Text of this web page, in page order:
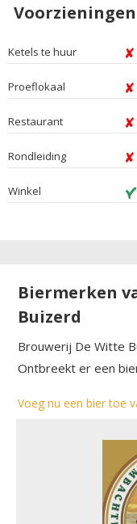
Ketels te huur
Proeflokaal
Restaurant
Rondleiding
Winkel
Biermerken
Buizerd
Brouwerij De Witte
Ontbreekt er een
Voeg nu een bier toe